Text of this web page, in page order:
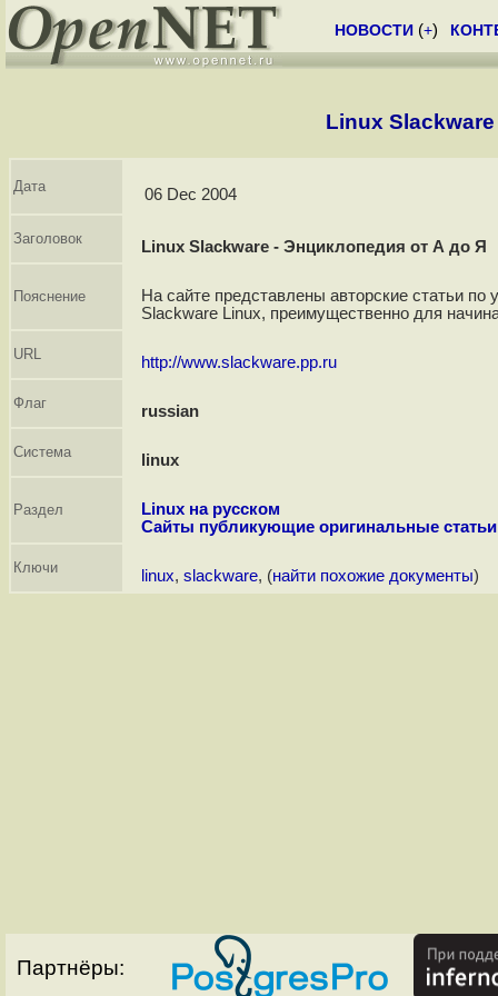
НОВОСТИ (+)
Linux
Дата 06 Dec 2004
Заголовок Linux Slackware - Энциклопедия от А до Я
Пояснение
На сайте представлены авторские статьи по
Slackware Linux, преимущественно для
URL http://www.slackware.pp.ru
Флаг russian
Система linux
Раздел
Linux на русском
Сайты публикующие оригинальные статьи
Ключи linux, slackware, (найти похожие документы)
Партнёры: